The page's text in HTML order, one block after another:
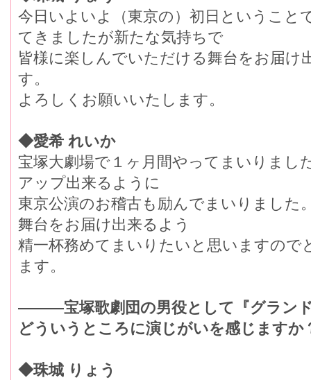
今日いよいよ（東京の）初日ということ
てきましたが新たな気持ちで
皆様に楽しんでいただける舞台をお届け
す。
よろしくお願いいたします。
◆愛希 れいか
宝塚大劇場で１ヶ月間やってまいりまし
アップ出来るように
東京公演のお稽古も励んでまいりました
舞台をお届け出来るよう
精一杯務めてまいりたいと思いますので
ます。
―――宝塚歌劇団の男役として『グラン
どういうところに演じがいを感じますか
◆珠城 りょう